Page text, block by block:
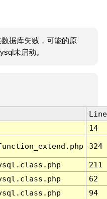
据库失败，可能的原
未启动。
Line
14
324
211
62
94